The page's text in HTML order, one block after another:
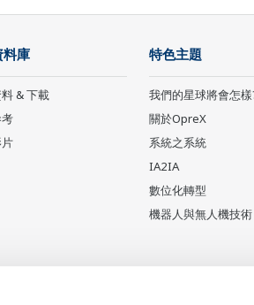
料庫
& 下載
特色主題
我們的星球將會怎樣
關於OpreX
系統之系統
IA2IA
數位化轉型
機器人與無人機技術